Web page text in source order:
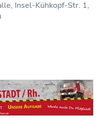
Insel-Kühkopf-Str. 1,